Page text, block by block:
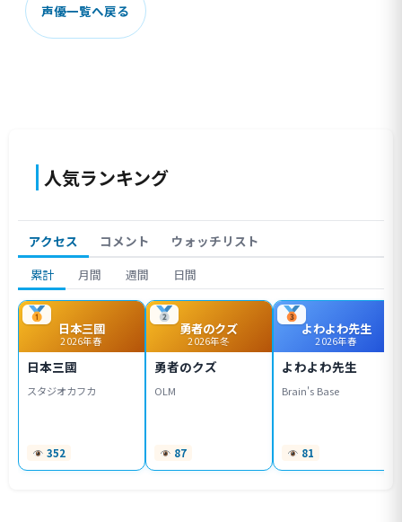
声優一覧へ戻る
人気ランキング
アクセス コメント ウォッチリスト
累計 月間 週間 日間
日本三國
2026年春
日本三國
スタジオカフカ
352
勇者のクズ
2026年冬
勇者のクズ
OLM
87
よわよわ先生
2026年春
よわよわ先生
Brain's Base
81